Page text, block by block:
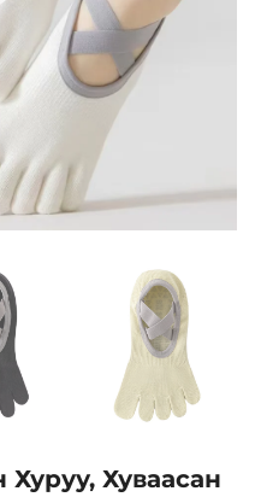
Хуваасан